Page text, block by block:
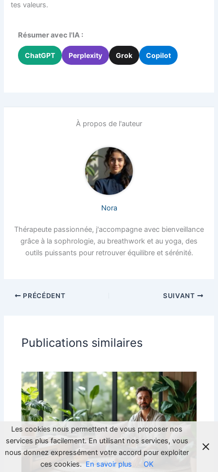
tes valeurs.
Résumer avec l'IA :
ChatGPT Perplexity Grok Copilot
À propos de l'auteur
Nora
Thérapeute passionnée, j'accompagne avec bienveillance
grâce à la sophrologie, au breathwork et au yoga, des
outils puissants pour retrouver équilibre et sérénité.
PRÉCÉDENT SUIVANT
Publications similaires
Les cookies nous permettent de vous proposer nos
services plus facilement. En utilisant nos services, vous
nous donnez expressément votre accord pour exploiter
ces cookies. En savoir plus OK